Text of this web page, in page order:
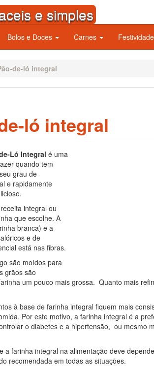
e simples
Bolos e Doces Carnes
de-ló integral
ló integral
Ló Integral é uma
quando tem
grau de
e rapidamente
integral ou
que escolhe. A
branca) e a
e de
está nas fibras.
são moídos para
grãos são
um pouco mais grossa. Quanto mais
à base de farinha integral fiquem mais
Por este motivo, a farinha integral é a
o diabetes e a hipertensão, ou mesmo
a farinha integral na alimentação deve
recomendada em todas as situações.